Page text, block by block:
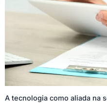
A tecnologia como aliada na